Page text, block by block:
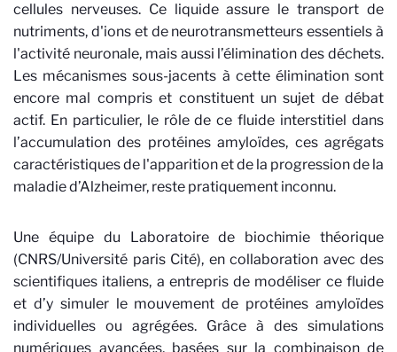
cellules nerveuses. Ce liquide assure le transport de
nutriments, d'ions et de neurotransmetteurs essentiels à
l'activité neuronale, mais aussi l’élimination des déchets.
Les mécanismes sous-jacents à cette élimination sont
encore mal compris et constituent un sujet de débat
actif. En particulier, le rôle de ce fluide interstitiel dans
l’accumulation des protéines amyloïdes, ces agrégats
caractéristiques de l'apparition et de la progression de la
maladie d’Alzheimer, reste pratiquement inconnu.
Une équipe du Laboratoire de biochimie théorique
(CNRS/Université paris Cité), en collaboration avec des
scientifiques italiens, a entrepris de modéliser ce fluide
et d’y simuler le mouvement de protéines amyloïdes
individuelles ou agrégées. Grâce à des simulations
numériques avancées, basées sur la combinaison de